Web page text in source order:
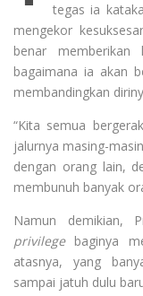
tegas ia
mengekor
benar memberikan
bagaimana ia akan
membandingkan
“Kita semua
jalurnya masing-
dengan orang lain,
membunuh banyak
Namun demikian,
privilege baginya
atasnya, yang
sampai jatuh dulu